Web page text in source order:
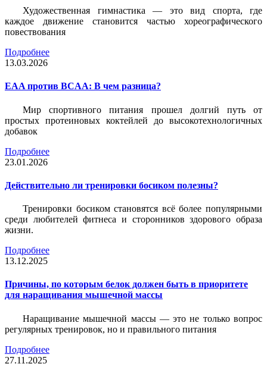
Художественная гимнастика — это вид спорта, где
каждое движение становится частью хореографического
повествования
Подробнее
13.03.2026
EAA против BCAA: В чем разница?
Мир спортивного питания прошел долгий путь от
простых протеиновых коктейлей до высокотехнологичных
добавок
Подробнее
23.01.2026
Действительно ли тренировки босиком полезны?
Тренировки босиком становятся всё более популярными
среди любителей фитнеса и сторонников здорового образа
жизни.
Подробнее
13.12.2025
Причины, по которым белок должен быть в приоритете
для наращивания мышечной массы
Наращивание мышечной массы — это не только вопрос
регулярных тренировок, но и правильного питания
Подробнее
27.11.2025